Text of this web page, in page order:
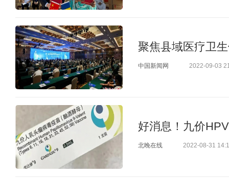
聚焦县域医疗卫
中国新闻网 2022-09-03
好消息！九价
北晚在线 2022-08-31